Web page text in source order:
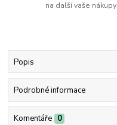
na další vaše nákupy
Popis
Podrobné informace
Komentáře 0